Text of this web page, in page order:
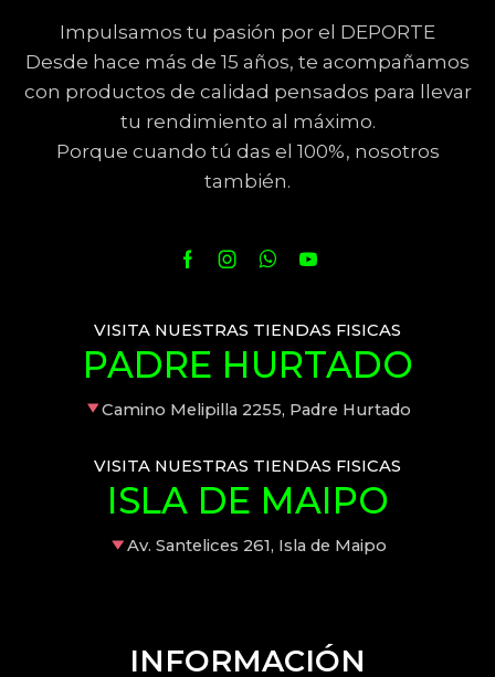
Impulsamos tu pasión por el DEPORTE
Desde hace más de 15 años, te acompañamos
con productos de calidad pensados para llevar
tu rendimiento al máximo.
Porque cuando tú das el 100%, nosotros
también.
VISITA NUESTRAS TIENDAS FISICAS
PADRE HURTADO
Camino Melipilla 2255, Padre Hurtado
VISITA NUESTRAS TIENDAS FISICAS
ISLA DE MAIPO
Av. Santelices 261, Isla de Maipo
INFORMACIÓN